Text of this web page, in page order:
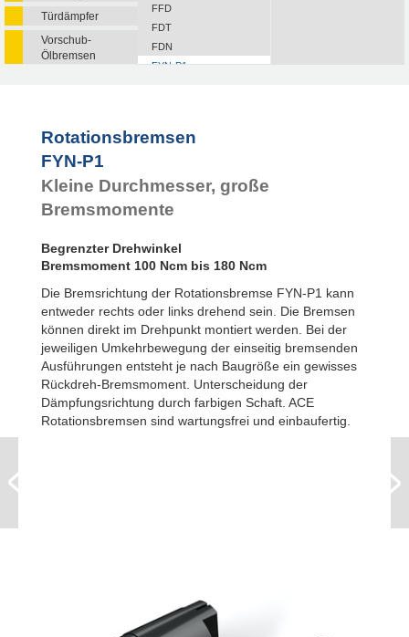
Türdämpfer
Vorschub-
Ölbremsen
FFD
FDT
FDN
FYN-P1
FYT-H1 und FYN-H1
Rotationsbremsen
FYN-P1
Kleine Durchmesser, große
Bremsmomente
Begrenzter Drehwinkel
Bremsmoment 100 Ncm bis 180 Ncm
Die Bremsrichtung der Rotationsbremse FYN-P1 kann
entweder rechts oder links drehend sein. Die Bremsen
können direkt im Drehpunkt montiert werden. Bei der
jeweiligen Umkehrbewegung der einseitig bremsenden
Ausführungen entsteht je nach Baugröße ein gewisses
Rückdreh-Bremsmoment. Unterscheidung der
Dämpfungsrichtung durch farbigen Schaft. ACE
Rotationsbremsen sind wartungsfrei und einbaufertig.